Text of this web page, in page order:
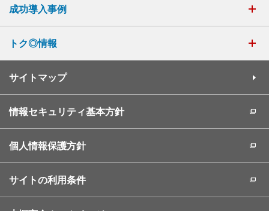
成功導入事例
トク◎情報
サイトマップ
情報セキュリティ基本方針
個人情報保護方針
サイトの利用条件